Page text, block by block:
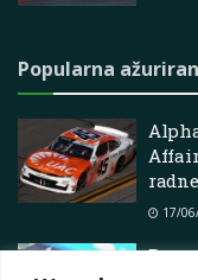
Popularna
17/